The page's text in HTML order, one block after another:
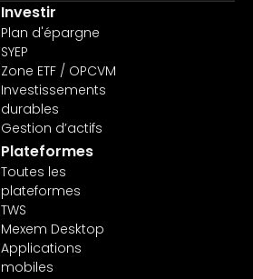
Investir
Plan d'épargne
SYEP
Zone ETF / OPCVM
Investissements
durables
Gestion d’actifs
Plateformes
Toutes les
plateformes
TWS
Mexem Desktop
Applications
mobiles